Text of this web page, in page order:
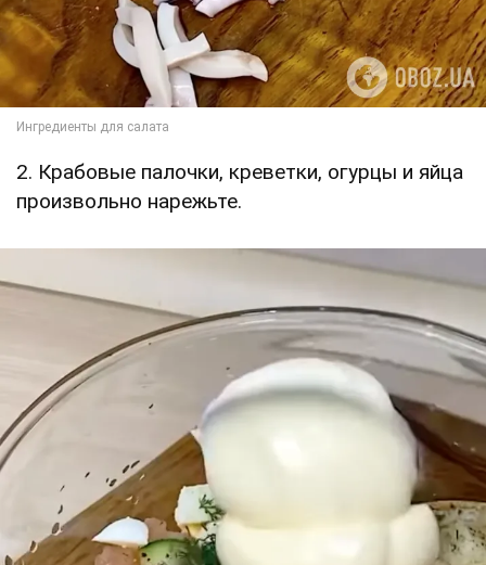
2. Крабовые палочки, креветки, огурцы и яйца
произвольно нарежьте.